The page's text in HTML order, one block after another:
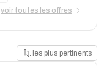
voir toutes les offres
les plus pertinents